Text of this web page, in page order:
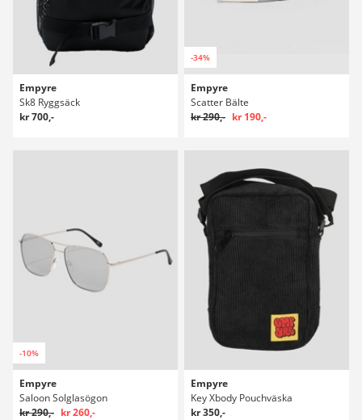
Empyre
Sk8 Ryggsäck
kr 700,-
-34%
Empyre
Scatter Bälte
kr 290,- kr 190,-
-10%
Empyre
Saloon Solglasögon
kr 290,- kr 260,-
Empyre
Key Xbody Pouchväska
kr 350,-